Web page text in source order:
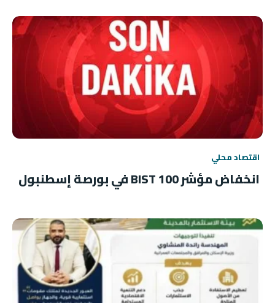
اقتصاد محلي
انخفاض مؤشر BIST 100 في بورصة إسطنبول